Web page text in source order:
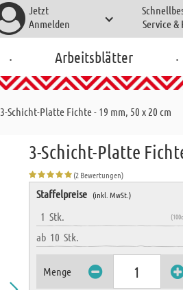
Jetzt
Anmelden
Service
. Arbeitsblätter .
3-Schicht-Platte Fichte - 19 mm, 50 x 20 cm
3-Schicht-Platte
(2 Bewertungen)
Staffelpreise (inkl. MwSt.)
1Stk.
ab 10Stk.
Menge